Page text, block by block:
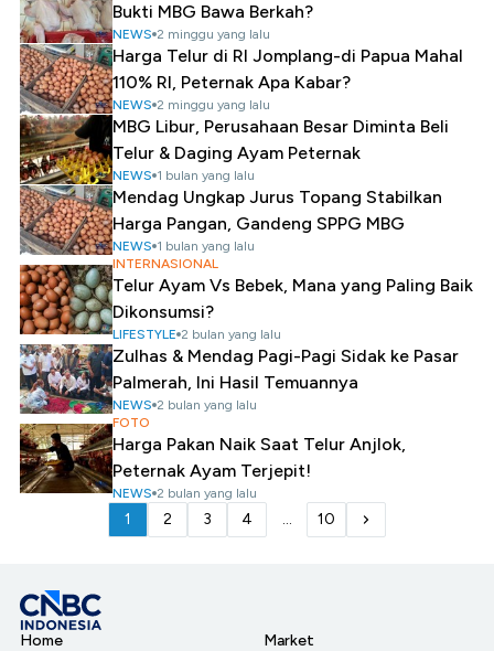
Bukti MBG Bawa Berkah?
NEWS 2 minggu yang lalu
Harga Telur di RI Jomplang-di Papua Mahal
110% RI, Peternak Apa Kabar?
NEWS 2 minggu yang lalu
MBG Libur, Perusahaan Besar Diminta Beli
Telur & Daging Ayam Peternak
NEWS 1 bulan yang lalu
Mendag Ungkap Jurus Topang Stabilkan
Harga Pangan, Gandeng SPPG MBG
NEWS 1 bulan yang lalu
INTERNASIONAL
Telur Ayam Vs Bebek, Mana yang Paling Baik
Dikonsumsi?
LIFESTYLE 2 bulan yang lalu
Zulhas & Mendag Pagi-Pagi Sidak ke Pasar
Palmerah, Ini Hasil Temuannya
NEWS 2 bulan yang lalu
FOTO
Harga Pakan Naik Saat Telur Anjlok,
Peternak Ayam Terjepit!
NEWS 2 bulan yang lalu
1 2 3 4 ... 10
Home
Market